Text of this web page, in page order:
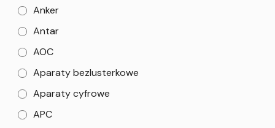
Anker
Antar
AOC
Aparaty bezlusterkowe
Aparaty cyfrowe
APC